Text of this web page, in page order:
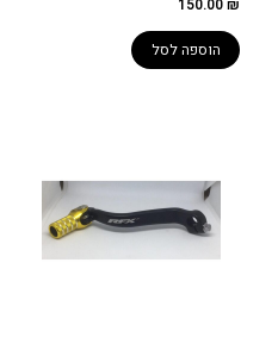
150.00₪
הוספה לסל